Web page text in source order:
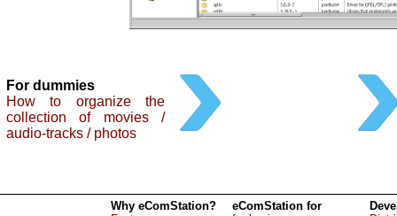
For dummies
How to organize the
collection of movies /
audio-tracks / photos
Why eComStation?
eComStation for